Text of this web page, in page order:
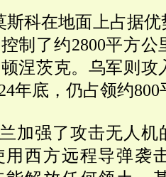
斯科在地面上占据
制了约2800平方
涅茨克。乌军则攻
年底，仍占领约
加强了攻击无人
用西方远程导弹袭